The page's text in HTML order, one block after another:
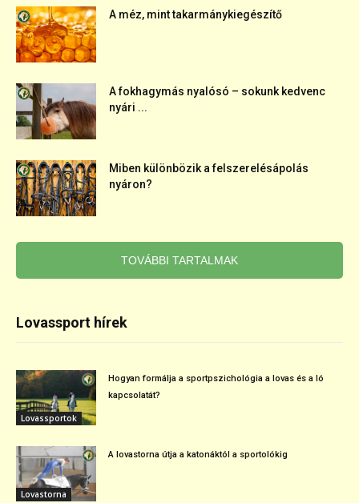
A méz, mint takarmánykiegészítő
A fokhagymás nyalósó – sokunk kedvenc
nyári ...
Miben különbözik a felszerelésápolás
nyáron?
TOVÁBBI TARTALMAK
Lovassport hírek
Lovassportok
Hogyan formálja a sportpszichológia a lovas és a ló
kapcsolatát?
Lovastorna
A lovastorna útja a katonáktól a sportolókig